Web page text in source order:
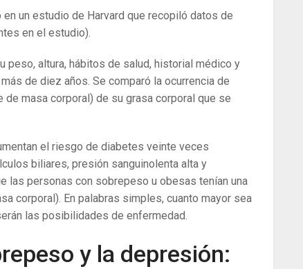
un estudio de Harvard que recopiló datos de
en el estudio).
altura, hábitos de salud, historial médico y
de diez años. Se comparó la ocurrencia de
masa corporal) de su grasa corporal que se
el riesgo de diabetes veinte veces
biliares, presión sanguinolenta alta y
las personas con sobrepeso u obesas tenían una
corporal). En palabras simples, cuanto mayor sea
las posibilidades de enfermedad.
y la depresión: